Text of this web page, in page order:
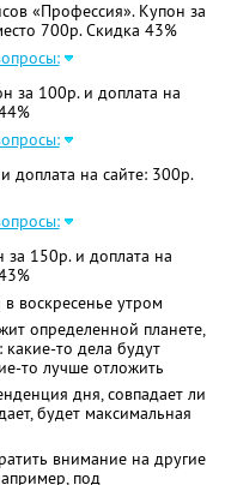
«Профессия». Купон за
700р.Скидка 43%
за 100р. и доплата на
доплата на сайте: 300р.
150р. и доплата на
в воскресенье утром
определенной планете,
то дела будут
то лучше отложить
дня, совпадает ли
будет максимальная
внимание на другие
под